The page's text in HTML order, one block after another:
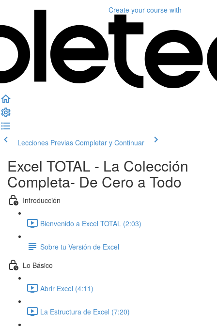
Create your course with
Lecciones Previas Completar y Continuar
Excel TOTAL - La Colección
Completa- De Cero a Todo
Introducción
Bienvenido a Excel TOTAL (2:03)
Sobre tu Versión de Excel
Lo Básico
Abrir Excel (4:11)
La Estructura de Excel (7:20)